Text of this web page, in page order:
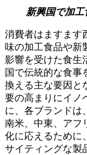
新興国で加
消費者はますます
味の加工食品や新
影響を受けた食生
国で伝統的な食事
換える主な要因と
要の高まりにイノ
に、各ブランドは
南米、中東、アフ
化に応えるために
サイティングな製